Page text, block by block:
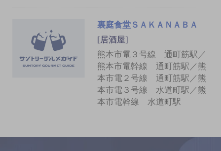
裏庭食堂ＳＡＫＡＮＡＢＡ
[居酒屋]
熊本市電３号線 通町筋駅／
熊本市電幹線 通町筋駅／熊
本市電２号線 通町筋駅／熊
本市電３号線 水道町駅／熊
本市電幹線 水道町駅